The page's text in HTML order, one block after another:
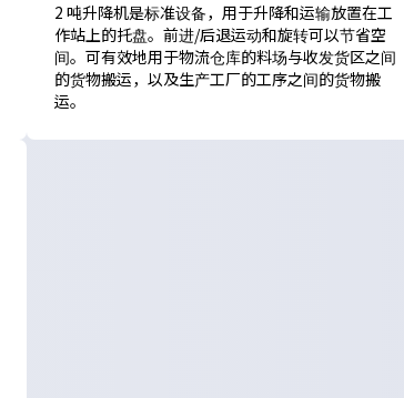
2 吨升降机是标准设备，用于升降和运输放置在工
作站上的托盘。前进/后退运动和旋转可以节省空
间。可有效地用于物流仓库的料场与收发货区之间
的货物搬运，以及生产工厂的工序之间的货物搬
运。